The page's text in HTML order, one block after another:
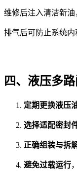
维修后注入清洁新油
排气后可防止系统内
四、液压多
定期更换液压
选择适配密封
正确组装与拆
避免过载运行